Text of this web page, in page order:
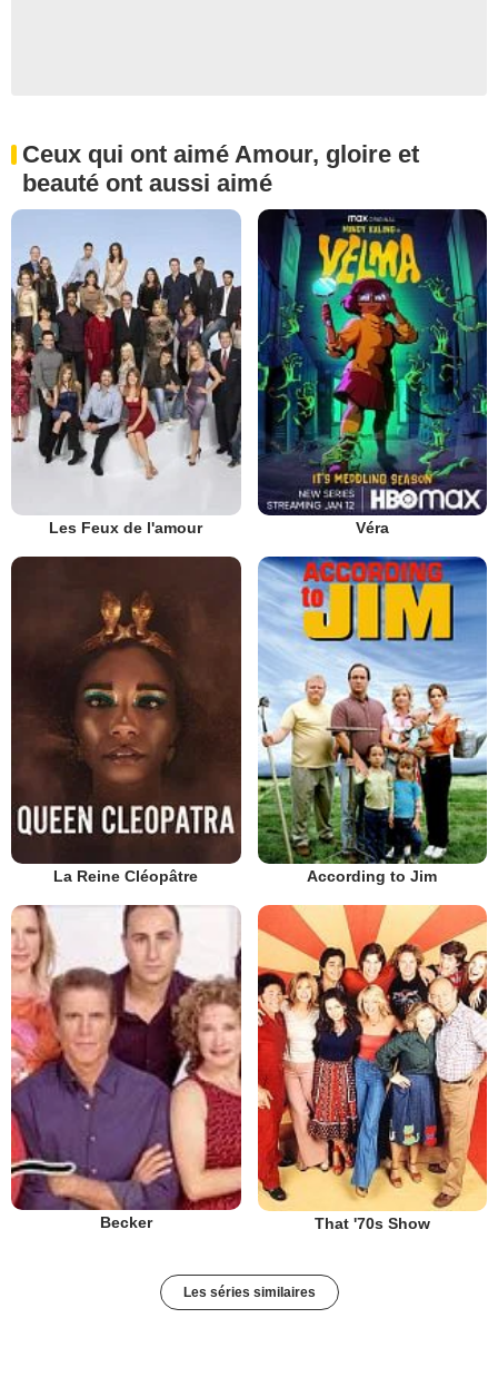
Ceux qui ont aimé Amour, gloire et
beauté ont aussi aimé
Les Feux de l'amour Véra
La Reine Cléopâtre According to Jim
Becker That '70s Show
Les séries similaires